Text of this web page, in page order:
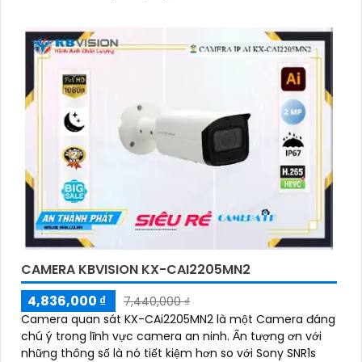
CAMERA KBVISION KX-CAI2205MN2
4,836,000 ₫
7,440,000 ₫
Camera quan sát KX-CAi2205MN2 là một Camera đáng
chú ý trong lĩnh vực camera an ninh. Ấn tượng ơn với
những thông số là nó tiết kiệm hơn so với Sony SNR1s